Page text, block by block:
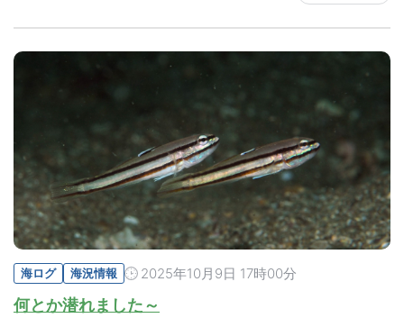
海ログ 海況情報 2025年10月9日 17時00分
何とか潜れました～